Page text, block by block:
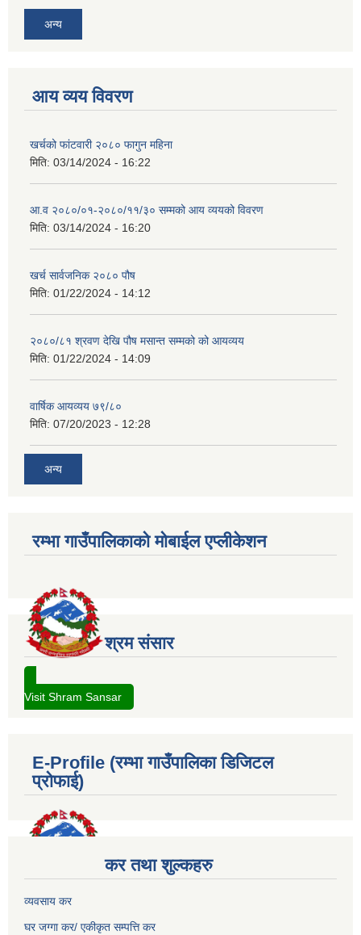
अन्य
आय व्यय विवरण
खर्चको फांटवारी २०८० फागुन महिना
मिति: 03/14/2024 - 16:22
आ.व २०८०/०१-२०८०/११/३० सम्मको आय व्ययको विवरण
मिति: 03/14/2024 - 16:20
खर्च सार्वजनिक २०८० पौष
मिति: 01/22/2024 - 14:12
२०८०/८१ श्रवण देखि पौष मसान्त सम्मको को आयव्यय
मिति: 01/22/2024 - 14:09
वार्षिक आयव्यय ७९/८०
मिति: 07/20/2023 - 12:28
अन्य
रम्भा गाउँपालिकाको मोबाईल एप्लीकेशन
श्रम संसार
Visit Shram Sansar
E-Profile (रम्भा गाउँपालिका डिजिटल
प्रोफाई)
कर तथा शुल्कहरु
व्यवसाय कर
घर जग्गा कर/ एकीकृत सम्पत्ति कर